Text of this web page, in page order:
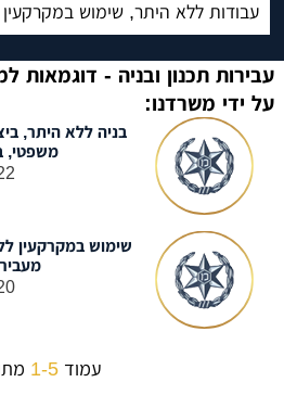
עבודות ללא היתר, שימוש
עבירות תכנון ובניה - דוגמאות
על ידי משרדנו:
בניה ללא היתר,
משפטי,
שימוש במקרקעין
עמוד1-5